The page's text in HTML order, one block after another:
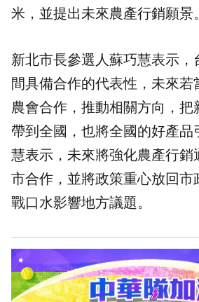
米，並提出未來農產行銷願景。
新北市長參選人蘇巧慧表示，
間具備合作的代表性，未來若
農會合作，推動相關方向，把
帶到全國，也將全國的好產品
慧表示，未來將強化農產行銷
市合作，並將政策重心放回市
戰口水影響地方議題。